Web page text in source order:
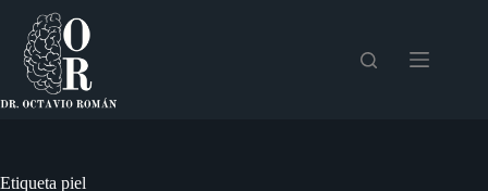
contenido
Etiqueta piel